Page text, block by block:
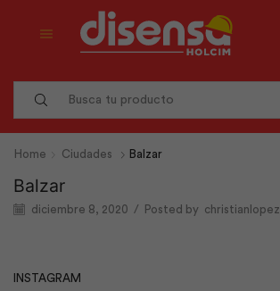
Home Ciudades Balzar
Balzar
diciembre 8, 2020 / Posted by christianlopez
INSTAGRAM